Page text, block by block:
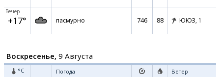
Вечер
+17° пасмурно 746 88 ЮЮЗ, 1
Воскресенье, 9 Августа
°C Погода Ветер